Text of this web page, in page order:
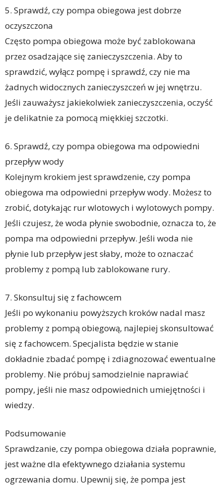
5. Sprawdź, czy pompa obiegowa jest dobrze
oczyszczona
Często pompa obiegowa może być zablokowana
przez osadzające się zanieczyszczenia. Aby to
sprawdzić, wyłącz pompę i sprawdź, czy nie ma
żadnych widocznych zanieczyszczeń w jej wnętrzu.
Jeśli zauważysz jakiekolwiek zanieczyszczenia, oczyść
je delikatnie za pomocą miękkiej szczotki.
6. Sprawdź, czy pompa obiegowa ma odpowiedni
przepływ wody
Kolejnym krokiem jest sprawdzenie, czy pompa
obiegowa ma odpowiedni przepływ wody. Możesz to
zrobić, dotykając rur wlotowych i wylotowych pompy.
Jeśli czujesz, że woda płynie swobodnie, oznacza to, że
pompa ma odpowiedni przepływ. Jeśli woda nie
płynie lub przepływ jest słaby, może to oznaczać
problemy z pompą lub zablokowane rury.
7. Skonsultuj się z fachowcem
Jeśli po wykonaniu powyższych kroków nadal masz
problemy z pompą obiegową, najlepiej skonsultować
się z fachowcem. Specjalista będzie w stanie
dokładnie zbadać pompę i zdiagnozować ewentualne
problemy. Nie próbuj samodzielnie naprawiać
pompy, jeśli nie masz odpowiednich umiejętności i
wiedzy.
Podsumowanie
Sprawdzanie, czy pompa obiegowa działa poprawnie,
jest ważne dla efektywnego działania systemu
ogrzewania domu. Upewnij się, że pompa jest